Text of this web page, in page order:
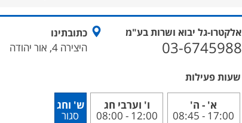
כתובתינו
היצירה 4, אור יהודה
אלקטרו-גל יבוא ושרות בע"מ
03-6745988
שעות פעילות
א' - ה'
17:00 - 08:45
ו' וערבי חג
12:00 - 08:00
ש' וחג
סגור